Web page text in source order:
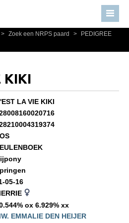
> Zoek een NRPS paard >
PEDIGREE
KIKI
LA VIE KIKI
05-16
ox 6.929% xx
EMMALIE DEN HEIJER